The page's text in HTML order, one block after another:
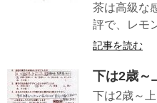
茶は高級な
評で、レモ
記事を読む
下は2歳～
下は2歳～